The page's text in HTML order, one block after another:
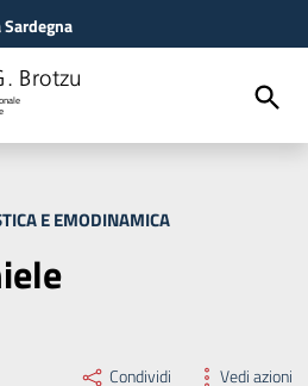
Brotzu
E EMODINAMICA
Condividi Vedi azioni